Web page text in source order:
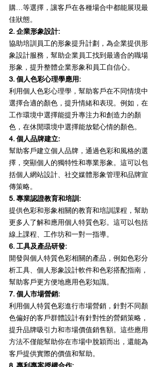
購…等選擇，讓客戶在各種場合中都能展現最
佳狀態。
2. 企業形象設計:
協助培訓員工的形象提升計劃，為企業提供形
象設計服務，幫助企業員工找到最適合的職場
形象，提升整體企業形象和員工自信心。
3. 個人色彩心理學應用:
利用個人色彩心理學，幫助客戶在不同情境中
選擇合適的顏色，提升情緒和表現。例如，在
工作環境中選擇能提升專注力和創造力的顏
色，在休閒環境中選擇能放鬆心情的顏色。
4. 個人品牌建立:
幫助客戶建立個人品牌，通過色彩和風格的選
擇，突顯個人的獨特性和專業形象。這可以包
括個人網站設計、社交媒體形象管理和品牌宣
傳策略。
5. 專業認證教育和培訓:
提供色彩和形象相關的教育和培訓課程，幫助
更多人了解和應用個人特質色彩。這可以包括
線上課程、工作坊和一對一指導。
6. 工具及產品研發:
開發與個人特質色彩相關的產品，例如色彩分
析工具、個人形象設計軟件和色彩搭配指南，
幫助客戶更方便地應用色彩知識。
7. 個人市場營銷:
利用個人特質色彩進行市場營銷，針對不同顏
色偏好的客戶群體設計有針對性的營銷策略，
提升品牌吸引力和市場價值銷售額。這些應用
方法不僅能幫助你在市場中脫穎而出，還能為
客戶提供實際的價值和幫助。